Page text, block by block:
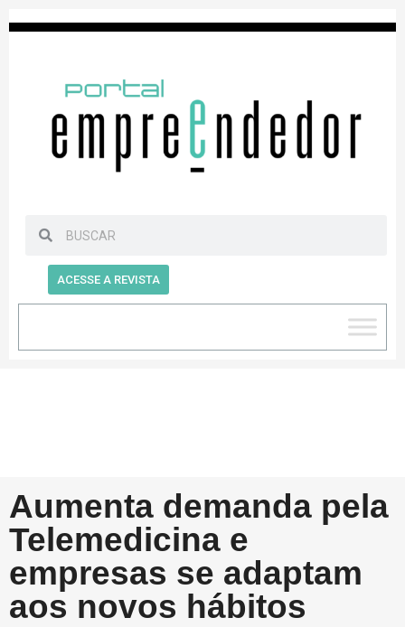
ACESSE A REVISTA
Aumenta demanda pela
Telemedicina e
empresas se adaptam
aos novos hábitos